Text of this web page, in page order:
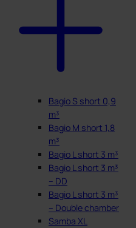
Bagio S short 0,9
m³
Bagio M short 1,8
m³
Bagio L short 3 m³
Bagio L short 3 m³
– DD
Bagio L short 3 m³
– Double chamber
Samba XL